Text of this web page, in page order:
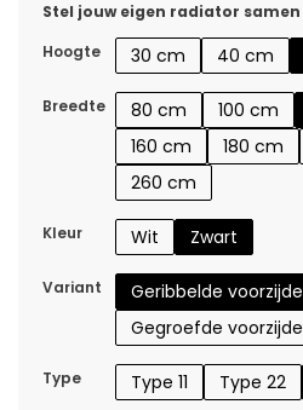
Stel jouw eigen radiator samen
Hoogte
30 cm 40 cm
Breedte 80 cm 100 cm
160 cm
180 cm
260 cm
Kleur Wit Zwart
Variant Geribbelde voorzijde
Gegroefde voorzijde
Type Type 11 Type 22